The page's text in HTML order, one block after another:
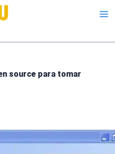
source para tomar